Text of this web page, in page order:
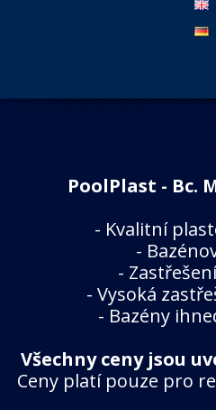
PoolPlast - Bc.
-Kvalitní
-
-
-Vysoká
-Bazény
Všechny ceny jsou
Ceny platí pouze pro